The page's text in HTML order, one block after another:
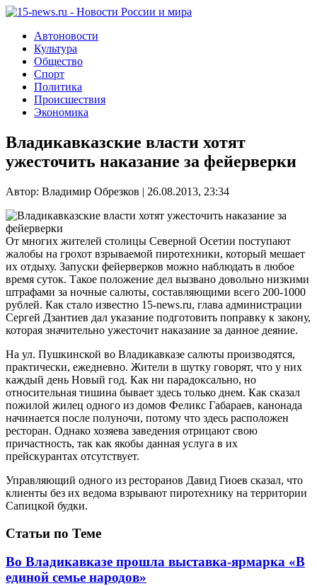
Автоновости
Культура
Общество
Спорт
Политика
Происшествия
Экономика
Владикавказские власти хотят
ужесточить наказание за фейерверки
Автор: Владимир Обрезков | 26.08.2013, 23:34
От многих жителей столицы Северной Осетии поступают
жалобы на грохот взрываемой пиротехники, который мешает
их отдыху. Запуски фейерверков можно наблюдать в любое
время суток. Такое положение дел вызвано довольно низкими
штрафами за ночные салюты, составляющими всего 200-1000
рублей. Как стало известно 15-news.ru, глава администрации
Сергей Дзантиев дал указание подготовить поправку к закону,
которая значительно ужесточит наказание за данное деяние.
На ул. Пушкинской во Владикавказе салюты производятся,
практически, ежедневно. Жители в шутку говорят, что у них
каждый день Новый год. Как ни парадоксально, но
относительная тишина бывает здесь только днем. Как сказал
пожилой жилец одного из домов Феликс Габараев, канонада
начинается после полуночи, потому что здесь расположен
ресторан. Однако хозяева заведения отрицают свою
причастность, так как якобы данная услуга в их
прейскурантах отсутствует.
Управляющий одного из ресторанов Давид Гиоев сказал, что
клиенты без их ведома взрывают пиротехнику на территории
Сапицкой будки.
Статьи по Теме
Во Владикавказе прошла выставка-ярмарка «В
единой семье народов»